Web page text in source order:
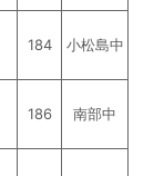
184
小松島中
186
南部中